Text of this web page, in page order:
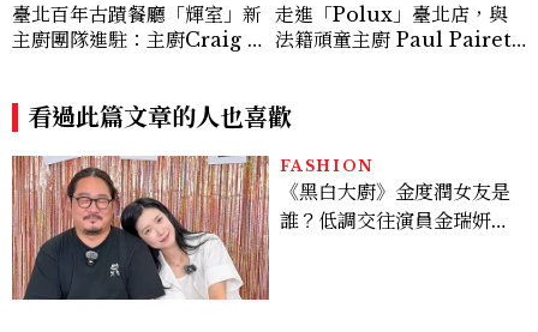
臺北百年古蹟餐廳「輝室」新
主廚團隊進駐：主廚Craig Y
料理風味
走進「Polux」臺北店，與
法籍頑童主廚 Paul Pairet
看過此篇文章的人也喜歡
FASHION
《黑白大廚》金度潤女友是
誰？低調交往演員金瑞妍、